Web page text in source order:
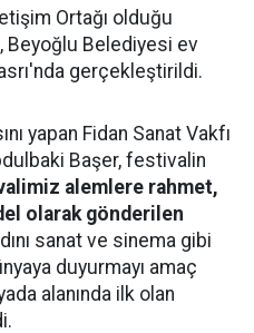
Ortağı olduğu
Beyoğlu Belediyesi ev
gerçekleştirildi.
yapan Fidan Sanat Vakfı
Başer, festivalin
alemlere rahmet,
olarak gönderilen
sanat ve sinema gibi
duyurmayı amaç
alanında ilk olan